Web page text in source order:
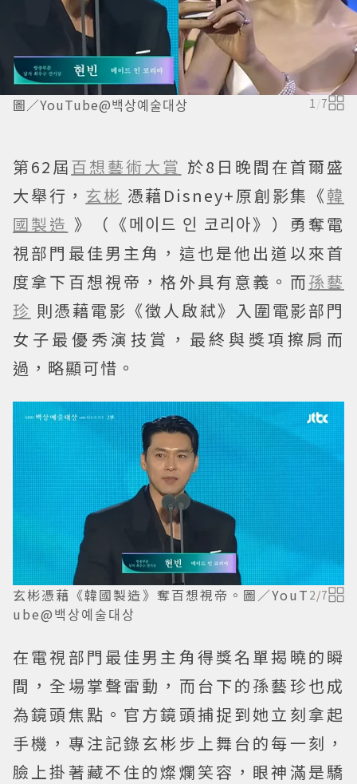
圖／YouTube@백상예술대상 1/7
第62屆百想藝術大賞 於8日晚間在首爾盛
大舉行， 玄彬 憑藉Disney+原創影集《韓
國製造 》（《메이드 인 코리아》）勇奪電
視部門最佳男主角，這也是他出道以來首
度拿下百想視帝，格外具有意義。而孫藝
珍 則憑藉電影《徵人啟弒》入圍電影部門
女子最優秀演技賞，最終與獎項擦肩而
過，略顯可惜。
玄彬憑藉《韓國製造》奪百想視帝。圖／YouT
ube@백상예술대상
2/7
在電視部門最佳男主角得獎名單揭曉的瞬
間，全場掌聲雷動，而台下的孫藝珍也成
為鏡頭焦點。官方鏡頭捕捉到她立刻拿起
手機，專注記錄玄彬步上舞台的每一刻，
臉上掛著藏不住的燦爛笑容，眼神滿是驕